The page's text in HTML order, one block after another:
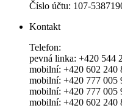
Číslo účtu: 107-
Kontakt
Telefon:
pevná linka: +420 544
mobilní: +420 602 240
mobilní: +420 777 005
mobilní: +420 777 005
mobilní: +420 602 240